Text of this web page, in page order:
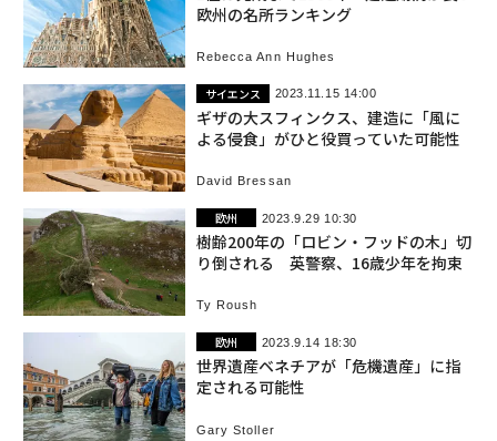
欧州の名所ランキング
Rebecca Ann Hughes
サイエンス 2023.11.15 14:00
ギザの大スフィンクス、建造に「風に
よる侵食」がひと役買っていた可能性
David Bressan
欧州 2023.9.29 10:30
樹齢200年の「ロビン・フッドの木」切
り倒される 英警察、16歳少年を拘束
Ty Roush
欧州 2023.9.14 18:30
世界遺産ベネチアが「危機遺産」に指
定される可能性
Gary Stoller